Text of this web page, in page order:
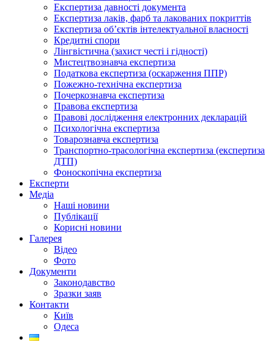
Експертиза давності документа
Експертиза лаків, фарб та лакованих покриттів
Експертиза об’єктів інтелектуальної власності
Кредитні спори
Лінгвістична (захист честі і гідності)
Мистецтвознавча експертиза
Податкова експертиза (оскарження ППР)
Пожежно-технічна експертиза
Почеркознавча експертиза
Правова експертиза
Правові дослідження електронних декларацій
Психологічна експертиза
Товарознавча експертиза
Транспортно-трасологічна експертиза (експертиза
ДТП)
Фоноскопічна експертиза
Експерти
Медіа
Наші новини
Публікації
Корисні новини
Галерея
Відео
Фото
Документи
Законодавство
Зразки заяв
Контакти
Київ
Одеса